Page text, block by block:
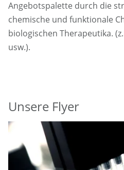
Angebotspalette durch die
chemische und funktionale
biologischen Therapeutika.
usw.).
Unsere Flyer